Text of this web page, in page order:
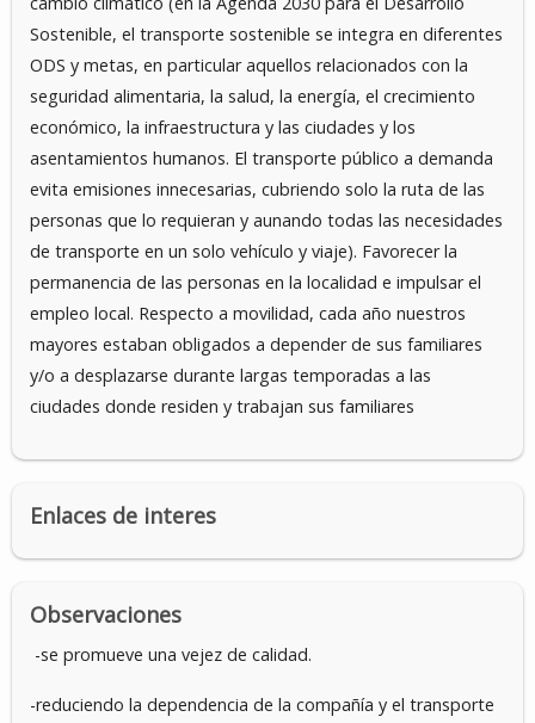
Sostenible, el transporte sostenible se integra en diferentes
ODS y metas, en particular aquellos relacionados con la
seguridad alimentaria, la salud, la energía, el crecimiento
económico, la infraestructura y las ciudades y los
asentamientos humanos. El transporte público a demanda
evita emisiones innecesarias, cubriendo solo la ruta de las
personas que lo requieran y aunando todas las necesidades
de transporte en un solo vehículo y viaje). Favorecer la
permanencia de las personas en la localidad e impulsar el
empleo local. Respecto a movilidad, cada año nuestros
mayores estaban obligados a depender de sus familiares
y/o a desplazarse durante largas temporadas a las
ciudades donde residen y trabajan sus familiares
Enlaces de interes
Observaciones
-se promueve una vejez de calidad.
-reduciendo la dependencia de la compañía y el transporte